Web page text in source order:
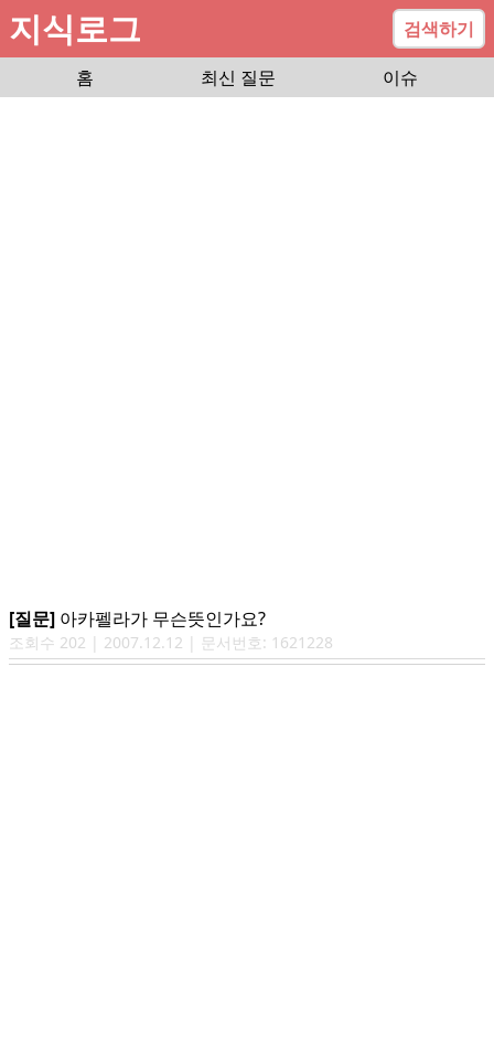
지식로그
검색하기
홈
최신 질문 이슈
[질문] 아카펠라가 무슨뜻인가요?
조회수 202 | 2007.12.12 | 문서번호: 1621228